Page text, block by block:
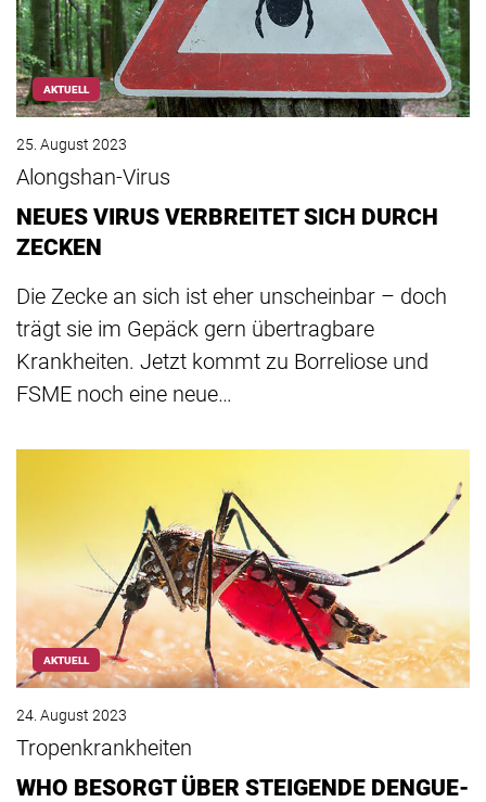
AKTUELL
25. August 2023
Alongshan-Virus
NEUES VIRUS VERBREITET SICH DURCH
ZECKEN
Die Zecke an sich ist eher unscheinbar – doch
trägt sie im Gepäck gern übertragbare
Krankheiten. Jetzt kommt zu Borreliose und
FSME noch eine neue…
AKTUELL
24. August 2023
Tropenkrankheiten
WHO BESORGT ÜBER STEIGENDE DENGUE-